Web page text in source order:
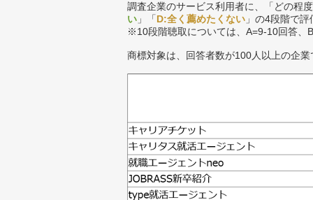
調査企業のサービス利用者に、「どの程
い 」「D:全く薦めたくない 」の4段階で
※10段階聴取については、A=9-10回答、
商標対象は、回答者数が100人以上の企業